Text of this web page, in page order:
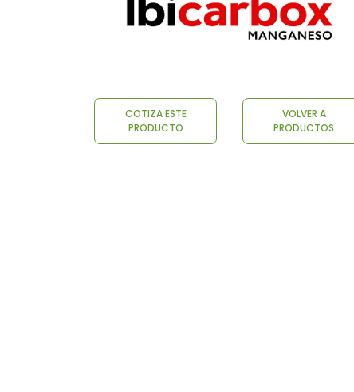
COTIZA ESTE
PRODUCTO
VOLVER A
PRODUCTOS